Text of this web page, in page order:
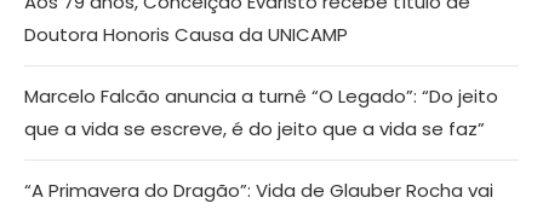
Doutora Honoris Causa da UNICAMP
Marcelo Falcão anuncia a turnê “O Legado”: “Do jeito
que a vida se escreve, é do jeito que a vida se faz”
“A Primavera do Dragão”: Vida de Glauber Rocha vai